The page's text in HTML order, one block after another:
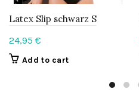
Latex Slip schwarz S
24,95 €
Add to cart